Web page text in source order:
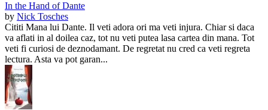
In the Hand of Dante
by Nick Tosches
Cititi Mana lui Dante. Il veti adora ori ma veti injura. Chiar si daca
va aflati in al doilea caz, tot nu veti putea lasa cartea din mana. Tot
veti fi curiosi de deznodamant. De regretat nu cred ca veti regreta
lectura. Asta va pot garan...